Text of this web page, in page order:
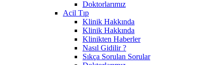
Doktorlarımız
Acil Tıp
Klinik Hakkında
Klinik Hakkında
Klinikten Haberler
Nasıl Gidilir ?
Sıkça Sorulan Sorular